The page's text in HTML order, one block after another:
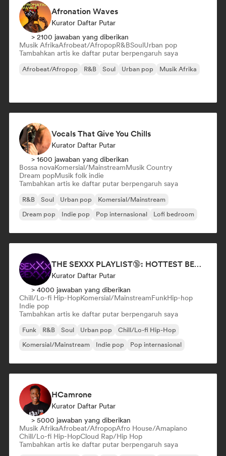
Afronation Waves
Kurator Daftar Putar
> 2100 jawaban yang diberikan
Musik AfrikaAfrobeat/AfropopR&BSoulUrban pop
Tambahkan artis ke daftar putar berpengaruh saya
Afrobeat/Afropop R&B Soul Urban pop Musik Afrika
Vocals That Give You Chills
Kurator Daftar Putar
> 1600 jawaban yang diberikan
Bossa novaKomersial/MainstreamMusik Country
Dream popMusik folk indie
Tambahkan artis ke daftar putar berpengaruh saya
R&B Soul Urban pop
Komersial/Mainstream
Dream pop
Indie pop Pop internasional Lofi bedroom
THE SEXXX PLAYLIST🔞: HOTTEST BEDROOM SONGS | SEXUAL APPETITE 👅💦
Kurator Daftar Putar
> 4000 jawaban yang diberikan
Chill/Lo-fi Hip-HopKomersial/MainstreamFunkHip-hop
Indie pop
Tambahkan artis ke daftar putar berpengaruh saya
Funk R&B Soul Urban pop
Chill/Lo-fi Hip-Hop
Komersial/Mainstream
Indie pop Pop internasional
HCamrone
Kurator Daftar Putar
> 5000 jawaban yang diberikan
Musik AfrikaAfrobeat/AfropopAfro House/Amapiano
Chill/Lo-fi Hip-HopCloud Rap/Hip Hop
Tambahkan artis ke daftar putar berpengaruh saya